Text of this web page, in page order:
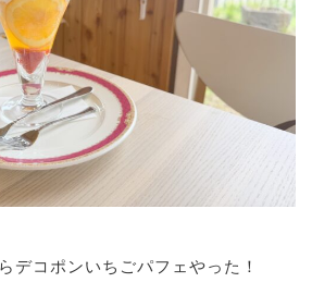
デコポンいちごパフェやった！